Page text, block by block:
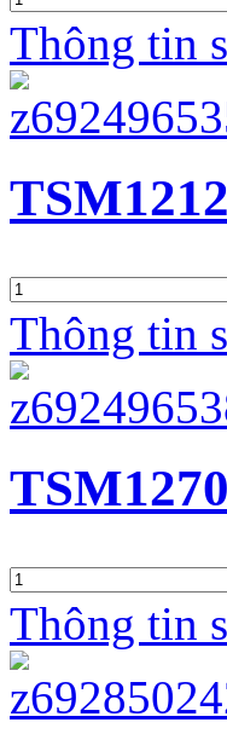
Thông tin
Thông tin
Thông tin